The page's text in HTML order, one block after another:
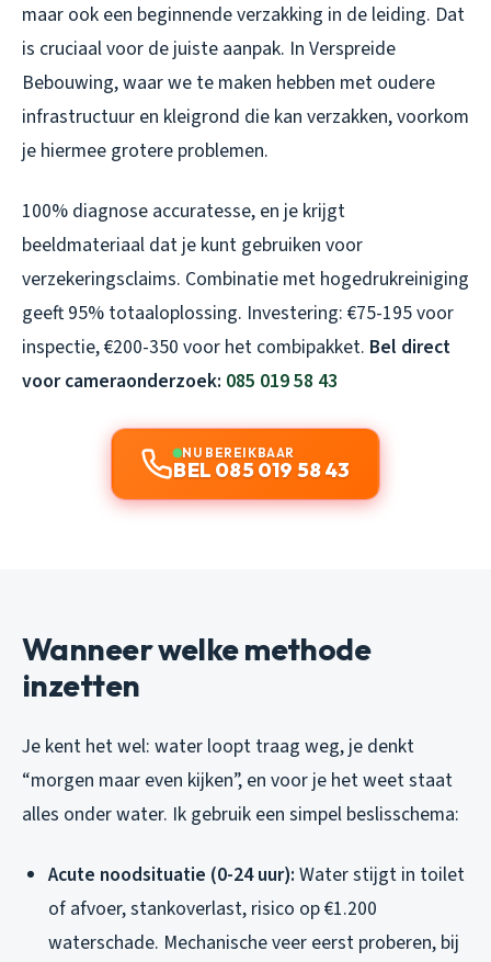
maar ook een beginnende verzakking in de leiding. Dat
is cruciaal voor de juiste aanpak. In Verspreide
Bebouwing, waar we te maken hebben met oudere
infrastructuur en kleigrond die kan verzakken, voorkom
je hiermee grotere problemen.
100% diagnose accuratesse, en je krijgt
beeldmateriaal dat je kunt gebruiken voor
verzekeringsclaims. Combinatie met hogedrukreiniging
geeft 95% totaaloplossing. Investering: €75-195 voor
inspectie, €200-350 voor het combipakket. Bel direct
voor cameraonderzoek: 085 019 58 43
NU BEREIKBAAR
BEL 085 019 58 43
Wanneer welke methode
inzetten
Je kent het wel: water loopt traag weg, je denkt
“morgen maar even kijken”, en voor je het weet staat
alles onder water. Ik gebruik een simpel beslisschema:
Acute noodsituatie (0-24 uur): Water stijgt in toilet
of afvoer, stankoverlast, risico op €1.200
waterschade. Mechanische veer eerst proberen, bij